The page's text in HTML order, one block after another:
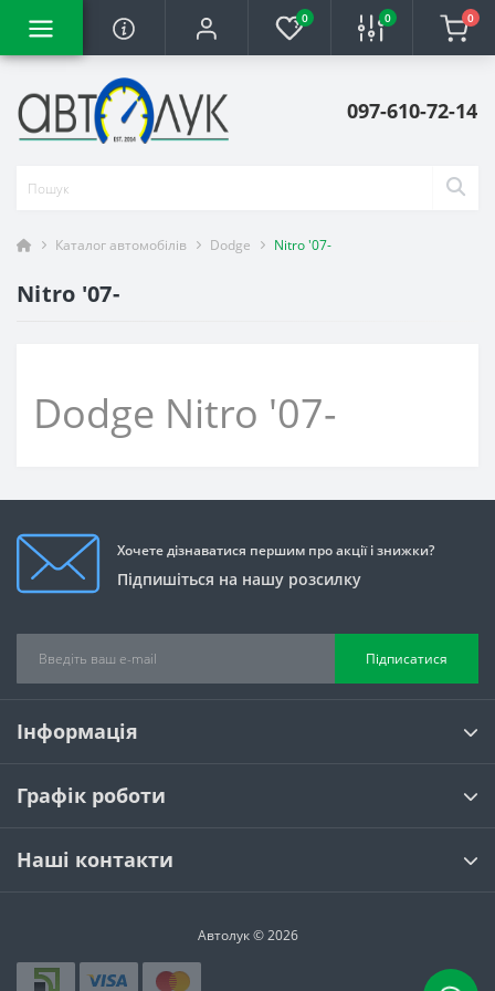
0 0 0
097-610-72-14
Каталог автомобілів Dodge Nitro '07-
Nitro '07-
Dodge Nitro '07-
Хочете дізнаватися першим про акції і знижки?
Підпишіться на нашу розсилку
Підписатися
Інформація
Графік роботи
Наші контакти
Автолук © 2026